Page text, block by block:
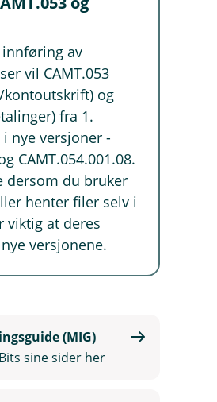
av
vil CAMT.053
og
fra 1.
nye versjoner -
CAMT.054.001.08.
dersom du bruker
henter filer selv i
viktig at deres
versjonene.
(MIG)
sine sider her